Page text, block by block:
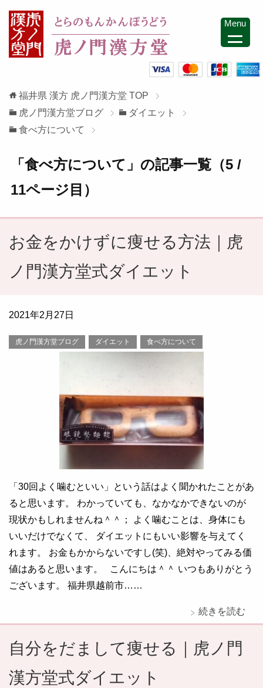
福井県 漢方 虎ノ門漢方堂 TOP
虎ノ門漢方堂ブログ
ダイエット
食べ方について
「食べ方について」の記事一覧（5 /
11ページ目）
お金をかけずに痩せる方法｜虎
ノ門漢方堂式ダイエット
2021年2月27日
虎ノ門漢方堂ブログ ダイエット 食べ方について
「30回よく噛むといい」という話はよく聞かれたことがあ
ると思います。 わかっていても、なかなかできないのが
現状かもしれませんね＾＾； よく噛むことは、身体にも
いいだけでなくて、 ダイエットにもいい影響を与えてく
れます。 お金もかからないですし(笑)、絶対やってみる価
値はあると思います。 こんにちは＾＾ いつもありがとう
ございます。 福井県越前市……
続きを読む
自分をだまして痩せる｜虎ノ門
漢方堂式ダイエット
Menu